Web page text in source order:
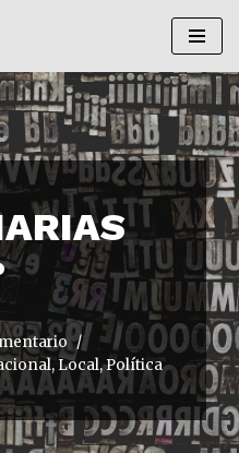
, Local,Política